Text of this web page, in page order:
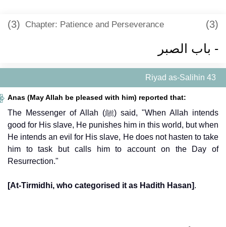
(3) Chapter: Patience and Perseverance (3)
- باب الصبر
Riyad as-Salihin 43
Anas (May Allah be pleased with him) reported that:
The Messenger of Allah (ﷺ) said, "When Allah intends
good for His slave, He punishes him in this world, but when
He intends an evil for His slave, He does not hasten to take
him to task but calls him to account on the Day of
Resurrection."
[At-Tirmidhi, who categorised it as Hadith Hasan].